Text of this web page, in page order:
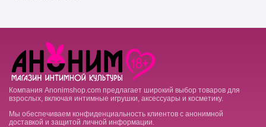
Компания Anonimshop.com предлагает широкий выбор товаров для
взрослых, включая интимные игрушки, аксессуары и косметику.
Мы обеспечиваем конфиденциальность клиентов с анонимной
доставкой и защитой личной информации.